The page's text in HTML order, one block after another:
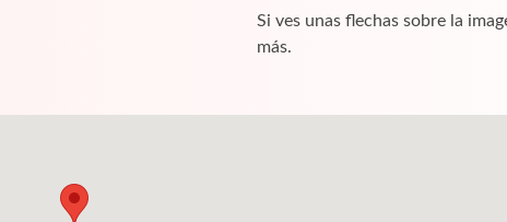
Si ves unas flechas sobre la
más.